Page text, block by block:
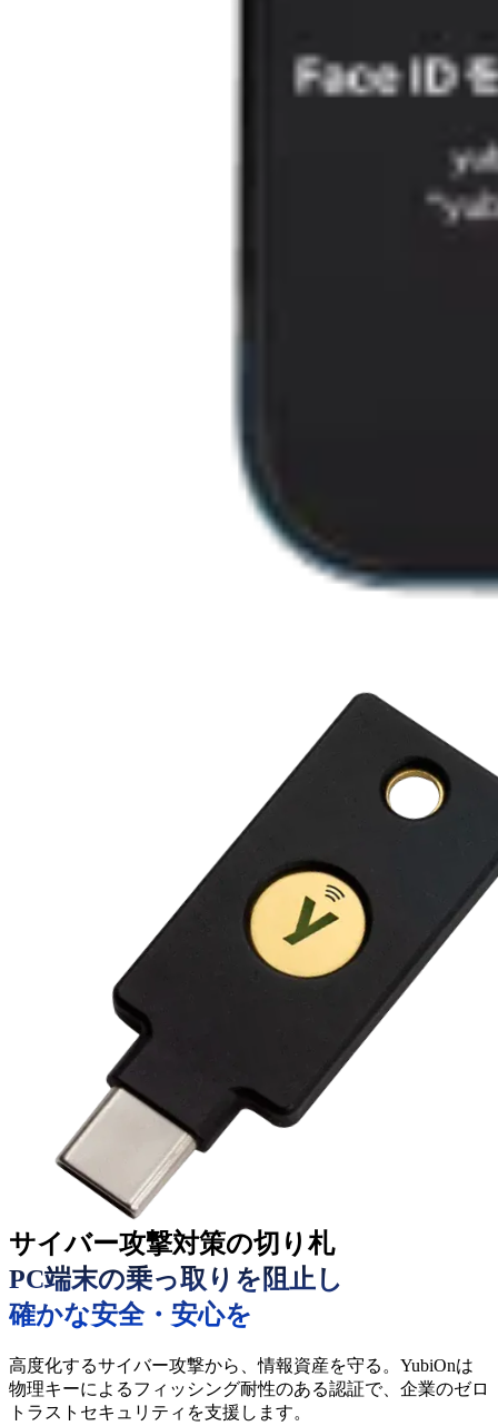
サイバー攻撃対策の切り札
PC端末の乗っ取りを阻止し
確かな安全・安心を
高度化するサイバー攻撃から、情報資産を守る。YubiOnは
物理キーによるフィッシング耐性のある認証で、企業のゼロ
トラストセキュリティを支援します。